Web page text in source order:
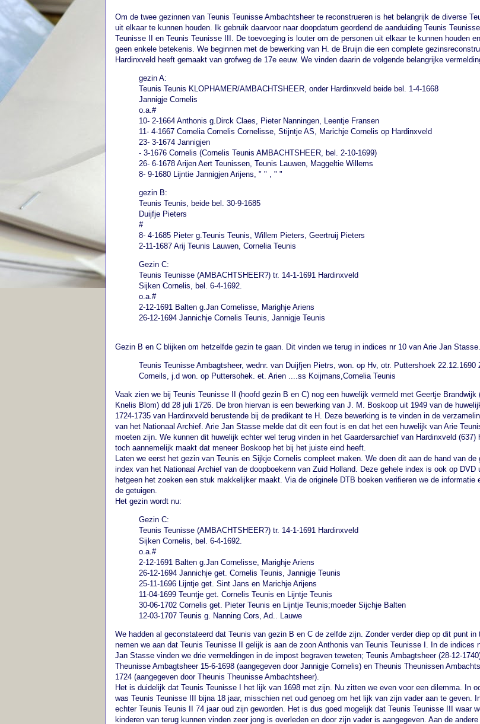
Om de twee gezinnen van Teunis Teunisse Ambachtsheer te reconstrueren is het belangrijk de diverse
uit elkaar te kunnen houden. Ik gebruik daarvoor naar doopdatum geordend de aanduiding Teunis
Teunisse II en Teunis Teunisse III. De toevoeging is louter om de personen uit elkaar te kunnen houden
geen enkele betekenis. We beginnen met de bewerking van H. de Bruijn die een complete
Hardinxveld heeft gemaakt van grofweg de 17e eeuw. We vinden daarin de volgende belangrijke
gezin A:
Teunis Teunis KLOPHAMER/AMBACHTSHEER, onder Hardinxveld beide bel. 1-4-1668
Jannigje Cornelis
o.a.#
10- 2-1664 Anthonis g.Dirck Claes, Pieter Nanningen, Leentje Fransen
11- 4-1667 Cornelia Cornelis Cornelisse, Stijntje AS, Marichje Cornelis op Hardinxveld
23- 3-1674 Jannigjen
- 3-1676 Cornelis (Cornelis Teunis AMBACHTSHEER, bel. 2-10-1699)
26- 6-1678 Arijen Aert Teunissen, Teunis Lauwen, Maggeltie Willems
8- 9-1680 Lijntie Jannigjen Arijens, " " , " "
gezin B:
Teunis Teunis, beide bel. 30-9-1685
Duijfje Pieters
#
8- 4-1685 Pieter g.Teunis Teunis, Willem Pieters, Geertruij Pieters
2-11-1687 Arij Teunis Lauwen, Cornelia Teunis
Gezin C:
Teunis Teunisse (AMBACHTSHEER?) tr. 14-1-1691 Hardinxveld
Sijken Cornelis, bel. 6-4-1692.
o.a.#
2-12-1691 Balten g.Jan Cornelisse, Marighje Ariens
26-12-1694 Jannichje Cornelis Teunis, Jannigje Teunis
Gezin B en C blijken om hetzelfde gezin te gaan. Dit vinden we terug in indices nr 10 van Arie Jan
Teunis Teunisse Ambagtsheer, wednr. van Duijfjen Pietrs, won. op Hv, otr. Puttershoek 22.12.1690
Corneils, j.d won. op Puttersohek. et. Arien ....ss Koijmans,Cornelia Teunis
Vaak zien we bij Teunis Teunisse II (hoofd gezin B en C) nog een huwelijk vermeld met Geertje Brandwijk
Knelis Blom) dd 28 juli 1726. De bron hiervan is een bewerking van J. M. Boskoop uit 1949 van de
1724-1735 van Hardinxveld berustende bij de predikant te H. Deze bewerking is te vinden in de
van het Nationaal Archief. Arie Jan Stasse melde dat dit een fout is en dat het een huwelijk van Arie
moeten zijn. We kunnen dit huwelijk echter wel terug vinden in het Gaardersarchief van Hardinxveld (637)
toch aannemelijk maakt dat meneer Boskoop het bij het juiste eind heeft.
Laten we eerst het gezin van Teunis en Sijkje Cornelis compleet maken. We doen dit aan de hand van de
index van het Nationaal Archief van de doopboekenn van Zuid Holland. Deze gehele index is ook op DVD
hetgeen het zoeken een stuk makkelijker maakt. Via de originele DTB boeken verifieren we de informatie
de getuigen.
Het gezin wordt nu:
Gezin C:
Teunis Teunisse (AMBACHTSHEER?) tr. 14-1-1691 Hardinxveld
Sijken Cornelis, bel. 6-4-1692.
o.a.#
2-12-1691 Balten g.Jan Cornelisse, Marighje Ariens
26-12-1694 Jannichje get. Cornelis Teunis, Jannigje Teunis
25-11-1696 Lijntje get. Sint Jans en Marichje Arijens
11-04-1699 Teuntje get. Cornelis Teunis en Lijntje Teunis
30-06-1702 Cornelis get. Pieter Teunis en Lijntje Teunis;moeder Sijchje Balten
12-03-1707 Teunis g. Nanning Cors, Ad.. Lauwe
We hadden al geconstateerd dat Teunis van gezin B en C de zelfde zijn. Zonder verder diep op dit punt in
nemen we aan dat Teunis Teunisse II gelijk is aan de zoon Anthonis van Teunis Teunisse I. In de indices
Jan Stasse vinden we drie vermeldingen in de impost begraven teweten; Teunis Ambagtsheer (28-12-
Theunisse Ambagtsheer 15-6-1698 (aangegeven door Jannigje Cornelis) en Theunis Theunissen
1724 (aangegeven door Theunis Theunisse Ambachtsheer).
Het is duidelijk dat Teunis Teunisse I het lijk van 1698 met zijn. Nu zitten we even voor een dilemma. In
was Teunis Teunisse III bijna 18 jaar, misschien net oud genoeg om het lijk van zijn vader aan te geven.
echter Teunis Teunis II 74 jaar oud zijn geworden. Het is dus goed mogelijk dat Teunis Teunisse III waar
kinderen van terug kunnen vinden zeer jong is overleden en door zijn vader is aangegeven. Aan de